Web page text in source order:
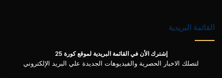
القائمة البريدية
إشترك الأن في القائمة البريدية لموقع كورة 25
لتصلك الاخبار الحصرية والفيديوهات الجديدة علي البريد الإلكتروني